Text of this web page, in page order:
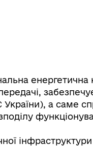
енергетична
України), а саме